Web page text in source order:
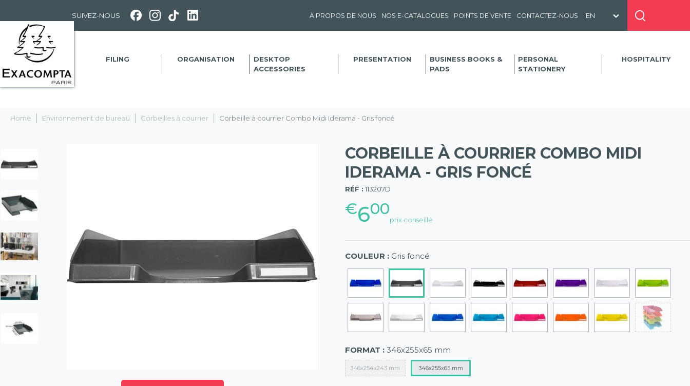
SUIVEZ-NOUS À PROPOS DE NOUS NOS E-CATALOGUES POINTS DE VENTE CONTACTEZ-NOUS
FILING ORGANISATION
DESKTOP
ACCESSORIES
PRESENTATION
BUSINESS BOOKS &
PADS
PERSONAL
STATIONERY
HOSPITALITY
Home Environnement de bureau Corbeilles à courrier Corbeille à courrier Combo Midi Iderama - Gris foncé
CORBEILLE À COURRIER COMBO MIDI
IDERAMA - GRIS FONCÉ
RÉF : 113207D
€600
prix conseillé
(57)
COULEUR : Gris foncé
FORMAT : 346x255x65 mm
346x254x243 mm 346x255x65 mm